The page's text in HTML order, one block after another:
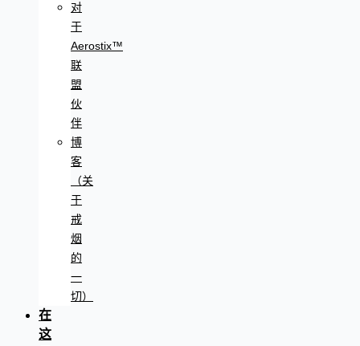
对
于
Aerostix™
联
盟
伙
伴
博
客
（关
于
戒
烟
的
一
切）
在
这